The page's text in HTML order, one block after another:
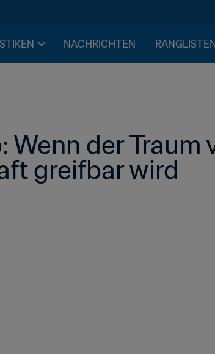
NACHRICHTEN RANGLISTEN
Wenn der Traum
greifbar wird